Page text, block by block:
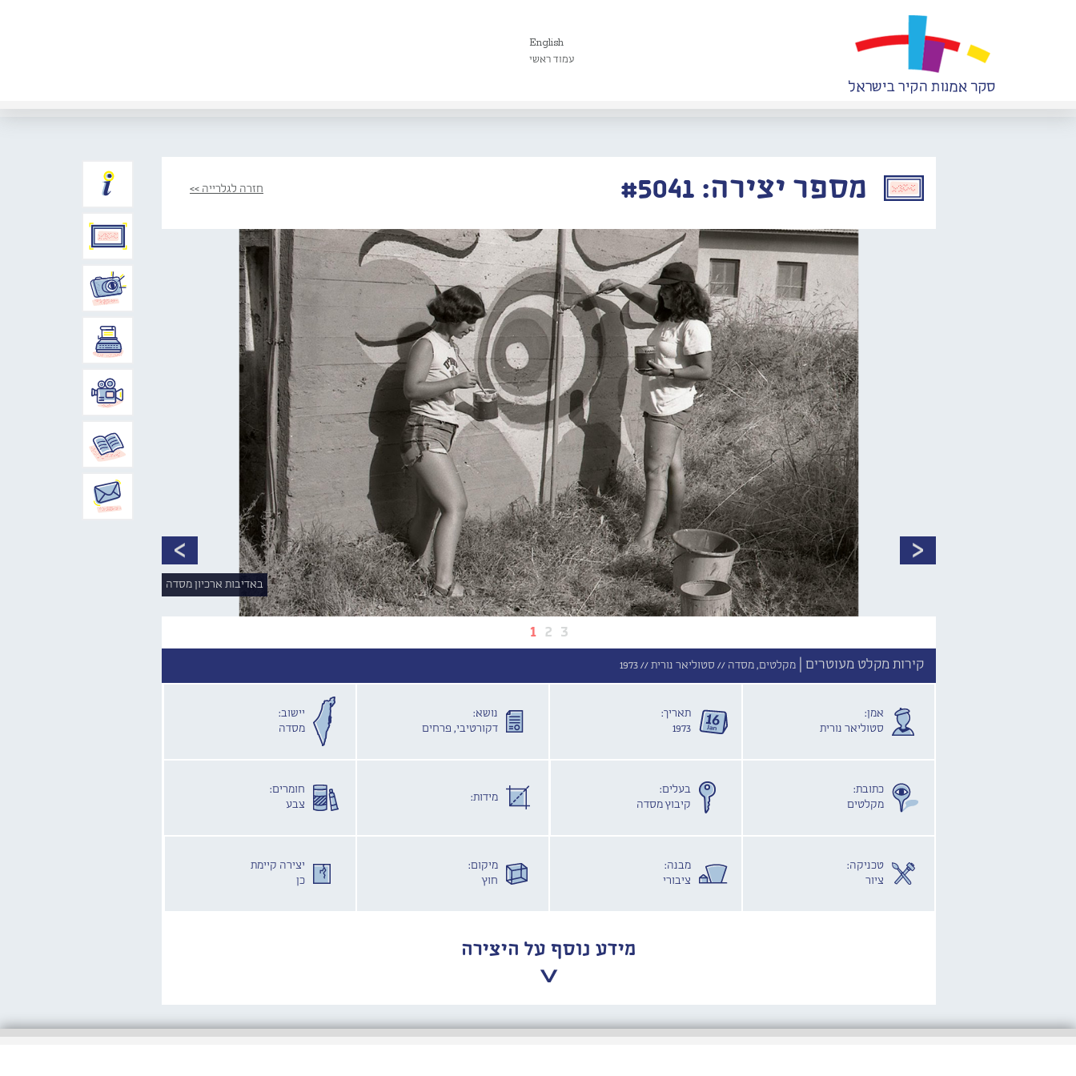
English
עמוד ראשי
מספר יצירה: #5041 חזרה לגלרייה >>
1 2 3
באדיבות ארכיון מסדה
קירות מקלט מעוטרים | מקלטים, מסדה // סטוליאר נורית //1973
אמן:
סטוליאר נורית
תאריך:
1973
נושא:
דקורטיבי, פרחים
יישוב:
מסדה
כתובת:
מקלטים
בעלים:
קיבוץ מסדה
מידות:
חומרים:
צבע
טכניקה:
ציור
מבנה:
ציבורי
מיקום:
חוץ
יצירה קיימת
כן
מידע נוסף על היצירה